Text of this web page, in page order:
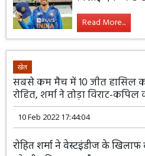
बिश्नोई एक अच्छे
Read More...
खेल
सबसे कम मैच में 10 जीत हासिल
रोहित, शर्मा ने तोड़ा विराट-कपिल
10 Feb 2022 17:44:04